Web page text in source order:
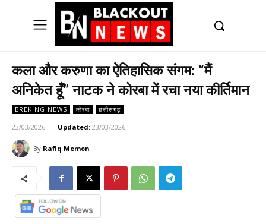
कला और करुणा का ऐतिहासिक संगम: “मैं
अनिकेत हूँ” नाटक ने कोरबा में रचा नया कीर्तिमान
BREKING NEWS कोरबा छत्तीसगढ़
23/03/2026 Updated: 23/03/2026
By Rafiq Memon